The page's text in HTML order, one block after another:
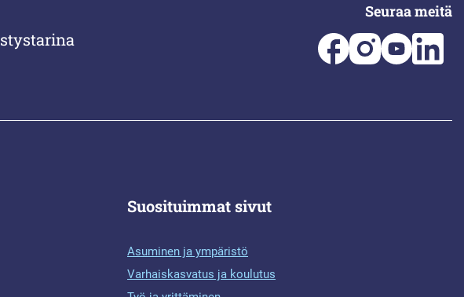
Seuraa meitä
Suosituimmat sivut
Asuminen ja ympäristö
Varhaiskasvatus ja koulutus